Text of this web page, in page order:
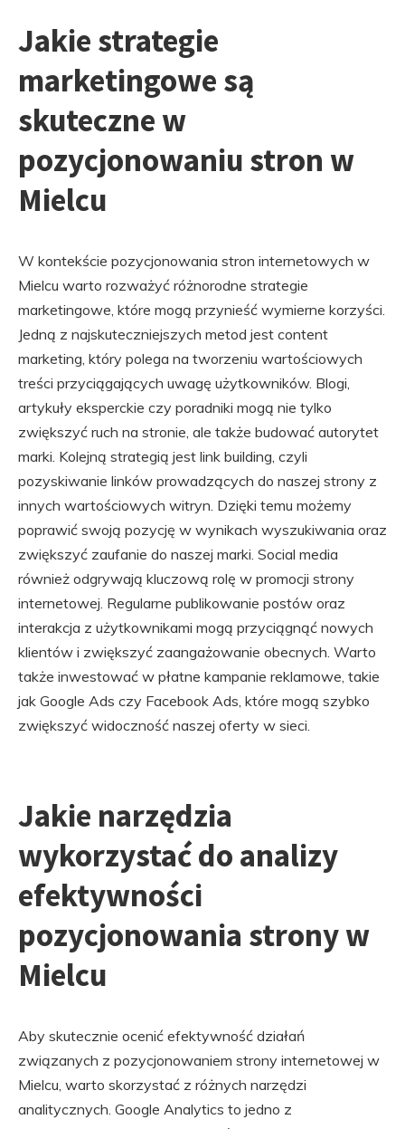
Jakie strategie
marketingowe są
skuteczne w
pozycjonowaniu stron w
Mielcu
W kontekście pozycjonowania stron internetowych w
Mielcu warto rozważyć różnorodne strategie
marketingowe, które mogą przynieść wymierne korzyści.
Jedną z najskuteczniejszych metod jest content
marketing, który polega na tworzeniu wartościowych
treści przyciągających uwagę użytkowników. Blogi,
artykuły eksperckie czy poradniki mogą nie tylko
zwiększyć ruch na stronie, ale także budować autorytet
marki. Kolejną strategią jest link building, czyli
pozyskiwanie linków prowadzących do naszej strony z
innych wartościowych witryn. Dzięki temu możemy
poprawić swoją pozycję w wynikach wyszukiwania oraz
zwiększyć zaufanie do naszej marki. Social media
również odgrywają kluczową rolę w promocji strony
internetowej. Regularne publikowanie postów oraz
interakcja z użytkownikami mogą przyciągnąć nowych
klientów i zwiększyć zaangażowanie obecnych. Warto
także inwestować w płatne kampanie reklamowe, takie
jak Google Ads czy Facebook Ads, które mogą szybko
zwiększyć widoczność naszej oferty w sieci.
Jakie narzędzia
wykorzystać do analizy
efektywności
pozycjonowania strony w
Mielcu
Aby skutecznie ocenić efektywność działań
związanych z pozycjonowaniem strony internetowej w
Mielcu, warto skorzystać z różnych narzędzi
analitycznych. Google Analytics to jedno z